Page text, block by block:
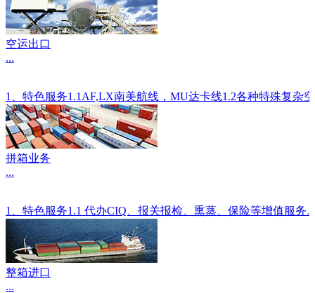
空运出口
...
1、特色服务1.1AF,LX南美航线，MU达卡线1.2各种特殊复杂
拼箱业务
...
1、特色服务1.1 代办CIQ、报关报检、熏蒸、保险等增值服
整箱进口
...